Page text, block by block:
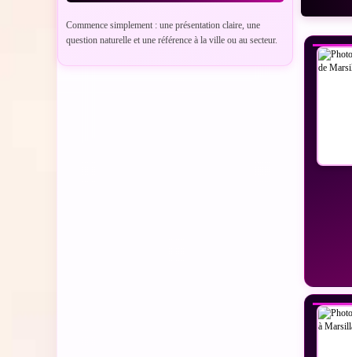
Commence simplement : une présentation claire, une
question naturelle et une référence à la ville ou au secteur.